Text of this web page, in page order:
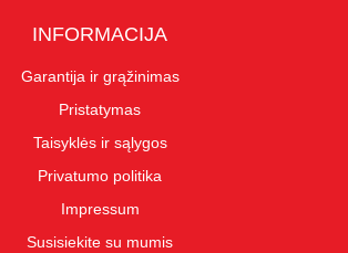
INFORMACIJA
Garantija ir grąžinimas
Pristatymas
Taisyklės ir sąlygos
Privatumo politika
Impressum
Susisiekite su mumis